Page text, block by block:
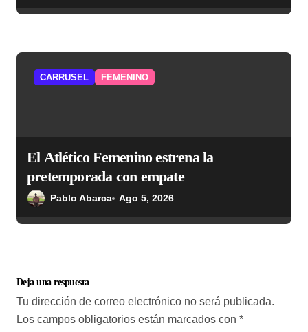
CARRUSEL FEMENINO
El Atlético Femenino estrena la
pretemporada con empate
Pablo Abarca Ago 5, 2026
Deja una respuesta
Tu dirección de correo electrónico no será publicada.
Los campos obligatorios están marcados con *